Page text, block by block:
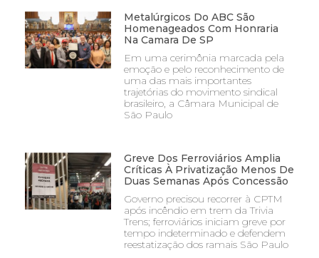
Metalúrgicos Do ABC São
Homenageados Com Honraria
Na Camara De SP
Em uma cerimônia marcada pela
emoção e pelo reconhecimento de
uma das mais importantes
trajetórias do movimento sindical
brasileiro, a Câmara Municipal de
São Paulo
Greve Dos Ferroviários Amplia
Críticas À Privatização Menos De
Duas Semanas Após Concessão
Governo precisou recorrer à CPTM
após incêndio em trem da Trivia
Trens; ferroviários iniciam greve por
tempo indeterminado e defendem
reestatização dos ramais São Paulo